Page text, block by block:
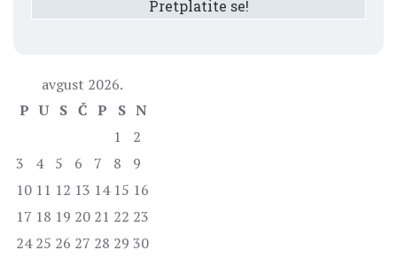
avgust 2026.
P U S Č P S N
1
2
3
4 5 6 7 8
9
10 11 12 13 14 15 16
17 18 19 20 21 22 23
24 25 26 27 28 29 30